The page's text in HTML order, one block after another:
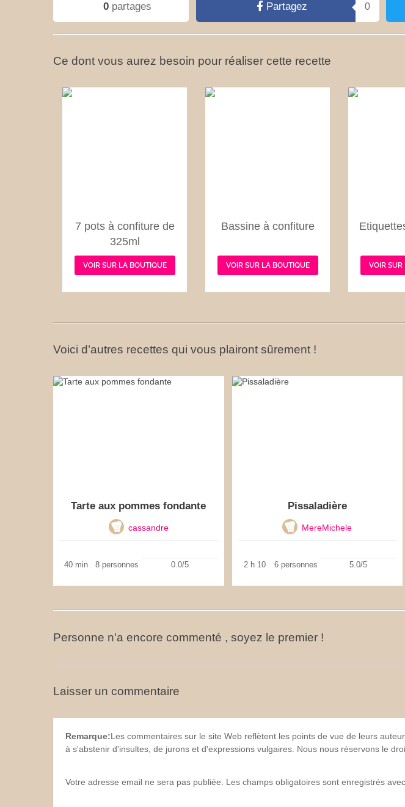
0partages Partagez 0
Ce dont vous aurez besoin pour réaliser cette recette
7 pots à confiture de
325ml
VOIR SUR LA BOUTIQUE
Bassine à confiture
VOIR SUR LA BOUTIQUE VOIR SUR
Voici d’autres recettes qui vous plairont sûrement !
Tarte aux pommes fondante
cassandre
40 min 8 personnes 0.0/5
Pissaladière
MereMichele
2 h 10 6 personnes 5.0/5
Personne n'a encore commenté , soyez le premier !
Laisser un commentaire
Remarque:Les commentaires sur le site Web reflètent les points de vue de leurs
à s'abstenir d'insultes, de jurons et d'expressions vulgaires. Nous nous réservons le
Votre adresse email ne sera pas publiée. Les champs obligatoires sont enregistrés avec